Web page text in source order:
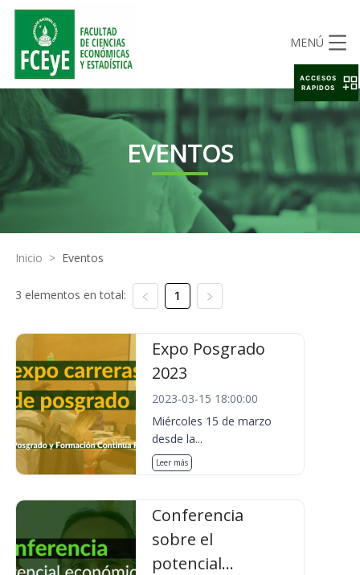
MENÚ
EVENTOS
Inicio > Eventos
3 elementos en total: 1
Expo Posgrado
2023
2023-03-15 18:00:00
Miércoles 15 de marzo
desde la...
Leer más
Conferencia
sobre el
potencial...
ACCESOS
RAPIDOS